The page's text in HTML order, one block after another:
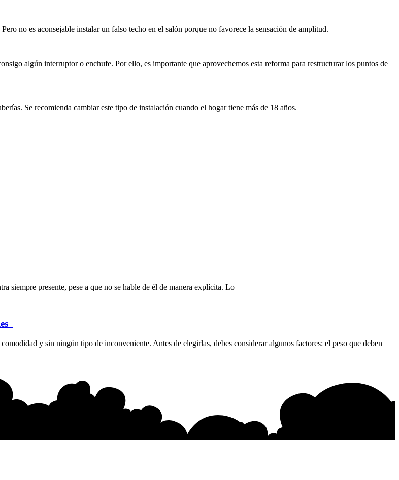
no es aconsejable instalar un falso techo en el salón porque no favorece la sensación de amplitud.
algún interruptor o enchufe. Por ello, es importante que aprovechemos esta reforma para restructurar los puntos de
Se recomienda cambiar este tipo de instalación cuando el hogar tiene más de 18 años.
siempre presente, pese a que no se hable de él de manera explícita. Lo
y sin ningún tipo de inconveniente. Antes de elegirlas, debes considerar algunos factores: el peso que deben